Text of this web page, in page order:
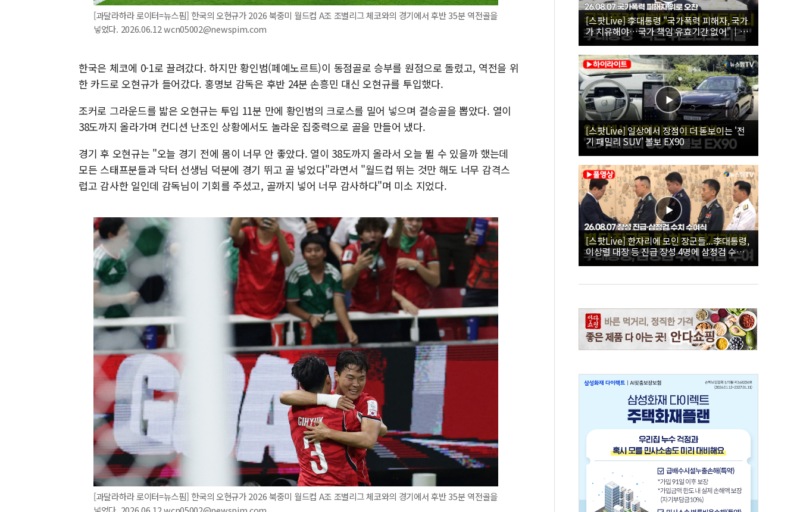
[과달라하라 로이터=뉴스핌] 한국의 오현규가 2026 북중미 월드컵 A조 조별리그 체코와의 경기에서 후반 35분 역전골을
넣었다. 2026.06.12 wcn05002@newspim.com
한국은 체코에 0-1로 끌려갔다. 하지만 황인범(페예노르트)이 동점골로 승부를 원점으로 돌렸고, 역전을 위
한 카드로 오현규가 들어갔다. 홍명보 감독은 후반 24분 손흥민 대신 오현규를 투입했다.
조커로 그라운드를 밟은 오현규는 투입 11분 만에 황인범의 크로스를 밀어 넣으며 결승골을 뽑았다. 열이
38도까지 올라가며 컨디션 난조인 상황에서도 놀라운 집중력으로 골을 만들어 냈다.
경기 후 오현규는 "오늘 경기 전에 몸이 너무 안 좋았다. 열이 38도까지 올라서 오늘 뛸 수 있을까 했는데
모든 스태프분들과 닥터 선생님 덕분에 경기 뛰고 골 넣었다"라면서 "월드컵 뛰는 것만 해도 너무 감격스
럽고 감사한 일인데 감독님이 기회를 주셨고, 골까지 넣어 너무 감사하다"며 미소 지었다.
[과달라하라 로이터=뉴스핌] 한국의 오현규가 2026 북중미 월드컵 A조 조별리그 체코와의 경기에서 후반 35분 역전골을
[스팟Live] 李대통령 "국가폭력 피해자, 국가
가 치유해야…국가 책임 유효기간 없어"｜
26.08.07 국가폭력 피해자 위로 오찬
[스팟Live] 일상에서 장점이 더 돋보이는 '전
기 패밀리 SUV' 볼보 EX90
[스팟Live] 한자리에 모인 장군들...李대통령,
이상렬 대장 등 진급 장성 4명에 삼정검 수치
직접 수여｜26.08.07 장성 진급·삼정검 수치